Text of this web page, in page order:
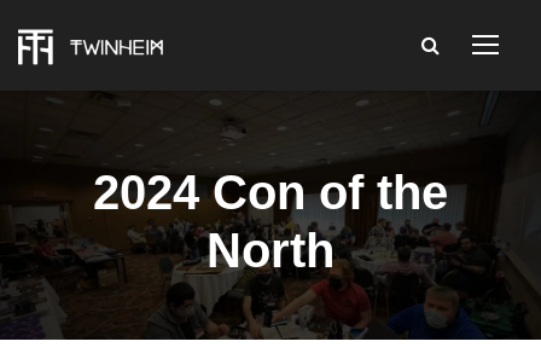
2024 Con of the
North